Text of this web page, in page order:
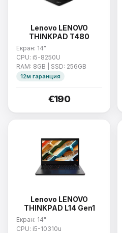
Lenovo LENOVO
THINKPAD T480
Екран: 14"
CPU: i5-8250U
RAM: 8GB | SSD: 256GB
12м гаранция
€190
Lenovo LENOVO
THINKPAD L14 Gen1
Екран: 14"
CPU: i5-10310u